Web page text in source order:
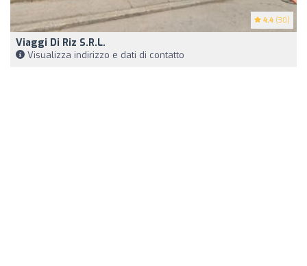
4.4 (30)
Viaggi Di Riz S.r.l.
Visualizza indirizzo e dati di contatto